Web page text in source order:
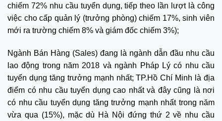
chiếm 72% nhu cầu tuyển dụng, tiếp theo lần lượt là công
việc cho cấp quản lý (trưởng phòng) chiếm 17%, sinh viên
mới ra trường chiếm 8% và giám đốc chiếm 3%);
Ngành Bán Hàng (Sales) đang là ngành dẫn đầu nhu cầu
lao động trong năm 2018 và ngành Pháp Lý có nhu cầu
tuyển dụng tăng trưởng mạnh nhất; TP.Hồ Chí Minh là địa
điểm có nhu cầu tuyển dụng cao nhất và đây cũng là nơi
có nhu cầu tuyển dụng tăng trưởng mạnh nhất trong năm
vừa qua (15%), mặc dù Hà Nội đứng thứ 2 về nhu cầu